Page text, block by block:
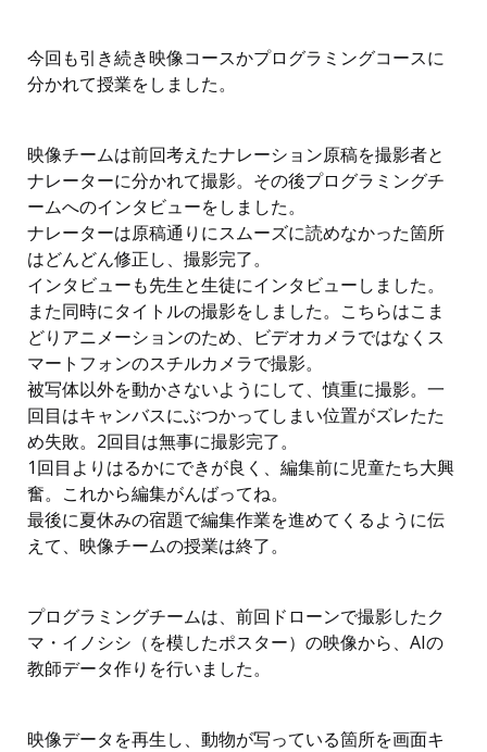
今回も引き続き映像コースかプログラミングコースに
分かれて授業をしました。
映像チームは前回考えたナレーション原稿を撮影者と
ナレーターに分かれて撮影。その後プログラミングチ
ームへのインタビューをしました。
ナレーターは原稿通りにスムーズに読めなかった箇所
はどんどん修正し、撮影完了。
インタビューも先生と生徒にインタビューしました。
また同時にタイトルの撮影をしました。こちらはこま
どりアニメーションのため、ビデオカメラではなくス
マートフォンのスチルカメラで撮影。
被写体以外を動かさないようにして、慎重に撮影。一
回目はキャンバスにぶつかってしまい位置がズレたた
め失敗。2回目は無事に撮影完了。
1回目よりはるかにできが良く、編集前に児童たち大興
奮。これから編集がんばってね。
最後に夏休みの宿題で編集作業を進めてくるように伝
えて、映像チームの授業は終了。
プログラミングチームは、前回ドローンで撮影したク
マ・イノシシ（を模したポスター）の映像から、AIの
教師データ作りを行いました。
映像データを再生し、動物が写っている箇所を画面キ